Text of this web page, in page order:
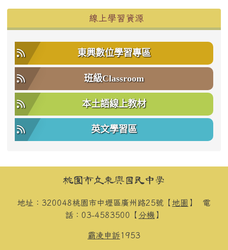
線上學習資源
東興數位學習專區
班級Classroom
本土語線上教材
英文學習區
頁尾區域內容桃園市立東興國民中學
地址：320048桃園市中壢區廣州路25號【 地圖 】 電
話：03-4583500【 分機 】
霸凌申訴1953